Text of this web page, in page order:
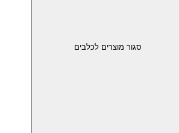
סגור מוצרים לכלבים